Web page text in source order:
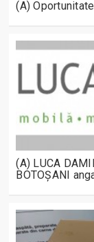
(A)
(A) LUCA
BOTOȘANI